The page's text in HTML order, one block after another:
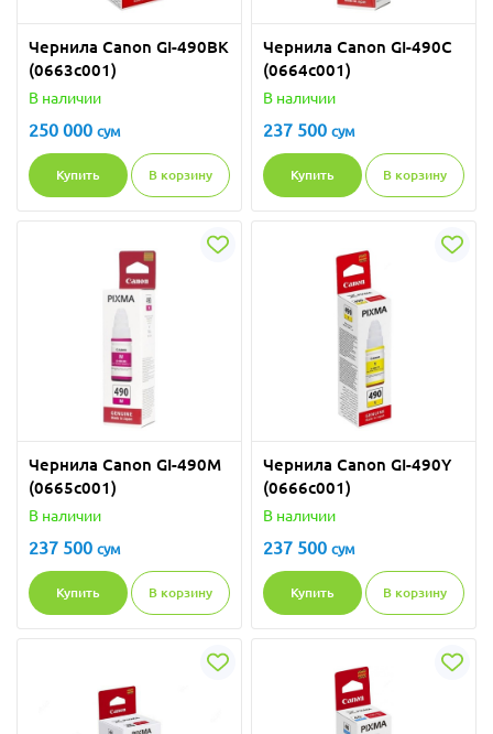
Чернила Canon GI-490BK
(0663c001)
В наличии
250 000 сум
Купить В корзину
Чернила Canon GI-490C
(0664c001)
В наличии
237 500 сум
Купить В корзину
Чернила Canon GI-490M
(0665c001)
В наличии
237 500 сум
Купить В корзину
Чернила Canon GI-490Y
(0666c001)
В наличии
237 500 сум
Купить В корзину